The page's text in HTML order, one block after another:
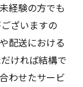
経験の方でも
ざいますの
配送における
ければ結構で
わせたサービ